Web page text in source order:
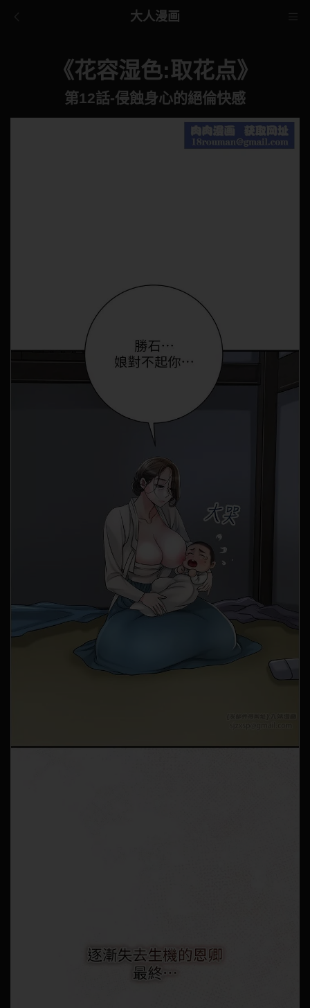
大人漫画
《花容湿色:取花点》
第12話-侵蝕身心的絕倫快感